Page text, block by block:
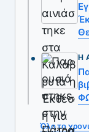
Η
Όλο το